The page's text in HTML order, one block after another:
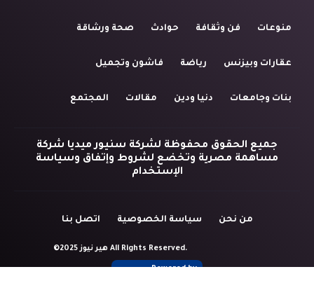
منوعات فن وثقافة حوادث صحة ورشاقة
عقارات وبيزنس رياضة فاشون وتجميل
بنات وجامعات دنيا ودين مقالات المجتمع
جميع الحقوق محفوظة لشركة سنيور ميديا شركة
مساهمة مصرية وتخضع لشروط وإتفاق وسياسة
الإستخدام
من نحن سياسة الخصوصية اتصل بنا
©2025 هير نيوز All Rights Reserved.
Powered by